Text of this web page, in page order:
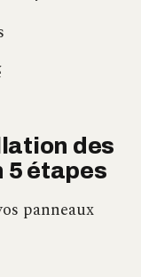
des
5 étapes
panneaux